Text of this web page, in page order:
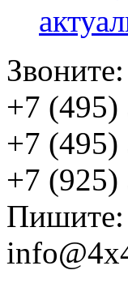
Звоните:
+7 (495)
+7 (495)
+7 (925)
Пишите: